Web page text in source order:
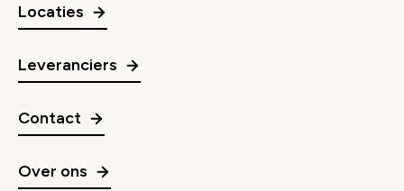
Locaties
Leveranciers
Contact
Over ons